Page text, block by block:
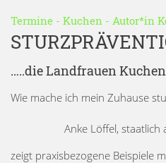
Termine - Kuchen - Autor*in
…..die Landfrauen Kuchen
Wie mache ich mein
Anke Löffel, staatlich
zeigt praxisbezogene Beispiele